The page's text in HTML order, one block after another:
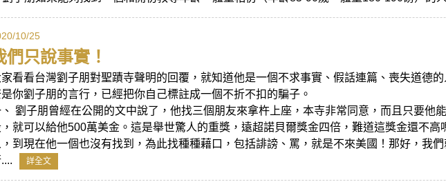
10/25
們只說事實！
家看看台灣劉子朋對聖蹟寺聲明的回覆，就知道他是一個不求事實、假話連篇、喪失道德
你劉子朋的言行，已經把你自己標註成一個不折不扣的騙子。
劉子朋曾經在公開的文中說了，他找三個朋友來拿杵上座，本寺非常同意，而且只要他
就可以給他500萬美金。這是舉世驚人的重獎，遠超諾貝爾獎金四倍，難道這獎金還不
，到現在他一個也沒有找到，為此找種種藉口，包括誹謗、罵，就是不來美國！那好，我
詳全文